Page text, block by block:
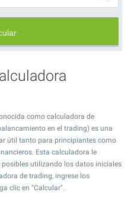
como calculadora de
en el trading) es una
útil tanto para principiantes como
Esta calculadora le
utilizando los datos iniciales
de trading, ingrese los
clic en "Calcular".